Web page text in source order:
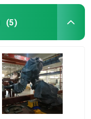
(5)